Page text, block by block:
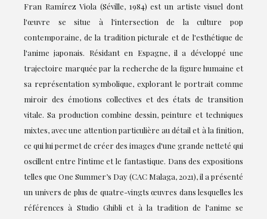
Fran Ramírez Viola (Séville, 1984) est un artiste visuel dont
l'œuvre se situe à l'intersection de la culture pop
contemporaine, de la tradition picturale et de l'esthétique de
l'anime japonais. Résidant en Espagne, il a développé une
trajectoire marquée par la recherche de la figure humaine et
sa représentation symbolique, explorant le portrait comme
miroir des émotions collectives et des états de transition
vitale. Sa production combine dessin, peinture et techniques
mixtes, avec une attention particulière au détail et à la finition,
ce qui lui permet de créer des images d'une grande netteté qui
oscillent entre l'intime et le fantastique. Dans des expositions
telles que One Summer’s Day (CAC Malaga, 2021), il a présenté
un univers de plus de quatre-vingts œuvres dans lesquelles les
références à Studio Ghibli et à la tradition de l'anime se